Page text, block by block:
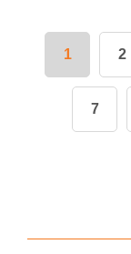
1 2
7